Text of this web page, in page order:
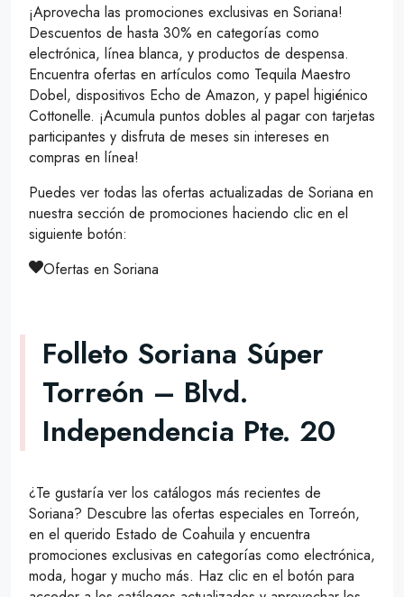
¡Aprovecha las promociones exclusivas en Soriana!
Descuentos de hasta 30% en categorías como
electrónica, línea blanca, y productos de despensa.
Encuentra ofertas en artículos como Tequila Maestro
Dobel, dispositivos Echo de Amazon, y papel higiénico
Cottonelle. ¡Acumula puntos dobles al pagar con tarjetas
participantes y disfruta de meses sin intereses en
compras en línea!
Puedes ver todas las ofertas actualizadas de Soriana en
nuestra sección de promociones haciendo clic en el
siguiente botón:
Ofertas en Soriana
Folleto Soriana Súper
Torreón – Blvd.
Independencia Pte. 20
¿Te gustaría ver los catálogos más recientes de
Soriana? Descubre las ofertas especiales en Torreón,
en el querido Estado de Coahuila y encuentra
promociones exclusivas en categorías como electrónica,
moda, hogar y mucho más. Haz clic en el botón para